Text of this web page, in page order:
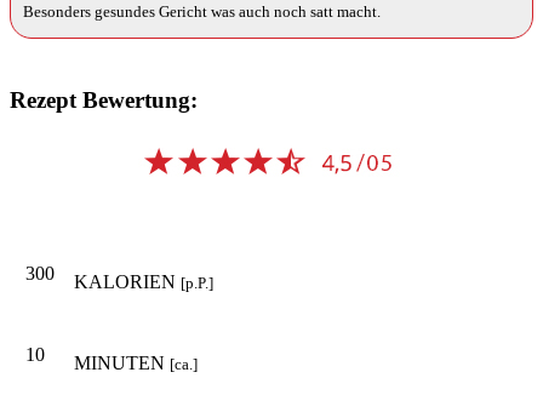
Besonders gesundes Gericht was auch noch satt macht.
Rezept Bewertung:
300 KALORIEN [p.P.]
10 MINUTEN [ca.]